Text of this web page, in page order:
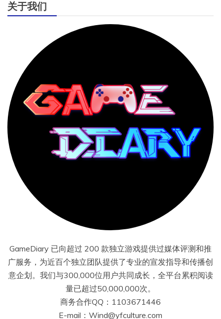
关于我们
GameDiary 已向超过 200 款独立游戏提供过媒体评测和推
广服务，为近百个独立团队提供了专业的宣发指导和传播创
意企划。我们与300,000位用户共同成长，全平台累积阅读
量已超过50,000,000次。
商务合作QQ：1103671446
E-mail：Wind@yfculture.com